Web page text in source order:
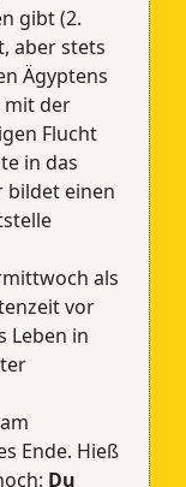
gibt (2.
aber stets
Ägyptens
mit der
Flucht
in das
bildet einen
als
vor
Leben in
Ende. Hieß
Du